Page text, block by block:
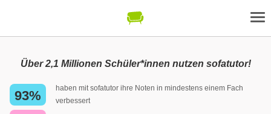
Über 2,1 Millionen Schüler*innen nutzen sofatutor!
93%
haben mit sofatutor ihre Noten in mindestens einem Fach
verbessert